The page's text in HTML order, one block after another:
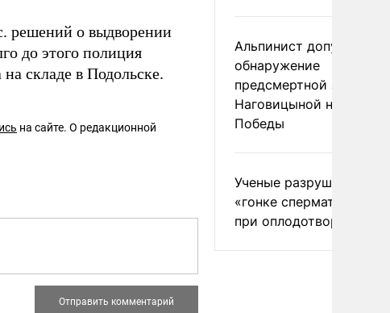
решений о выдворении
до этого полиция
складе в Подольске.
на сайте. О редакционной
Альпинист допустил
обнаружение
предсмертной записки
Наговицыной на пике
Победы
Ученые разрушили миф
«гонке
при оплодотворении